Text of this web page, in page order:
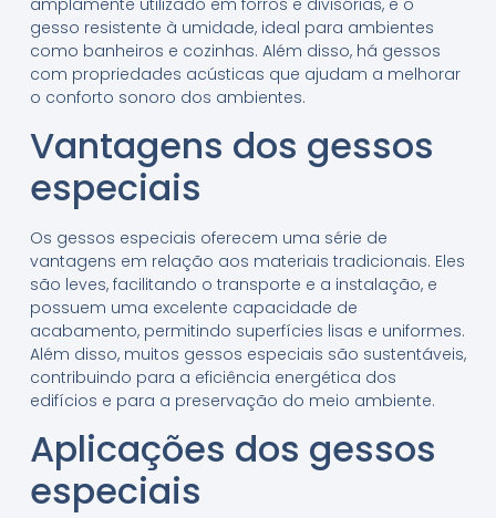
gesso resistente à umidade, ideal para ambientes
como banheiros e cozinhas. Além disso, há gessos
com propriedades acústicas que ajudam a melhorar
o conforto sonoro dos ambientes.
Vantagens dos gessos
especiais
Os gessos especiais oferecem uma série de
vantagens em relação aos materiais tradicionais. Eles
são leves, facilitando o transporte e a instalação, e
possuem uma excelente capacidade de
acabamento, permitindo superfícies lisas e uniformes.
Além disso, muitos gessos especiais são sustentáveis,
contribuindo para a eficiência energética dos
edifícios e para a preservação do meio ambiente.
Aplicações dos gessos
especiais